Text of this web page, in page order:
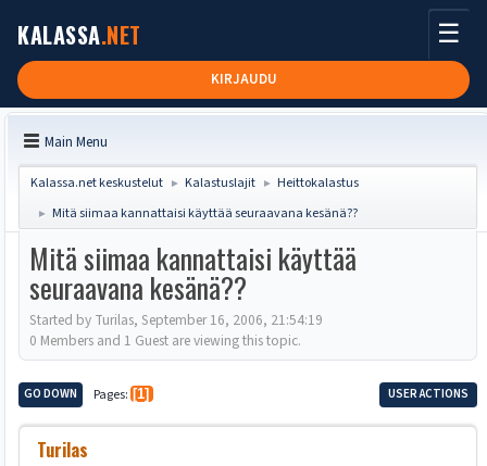
KALASSA.NET
KIRJAUDU
☰
Main Menu
Kalassa.net keskustelut ► Kalastuslajit ► Heittokalastus
► Mitä siimaa kannattaisi käyttää seuraavana kesänä??
Mitä siimaa kannattaisi käyttää
seuraavana kesänä??
Started by Turilas, September 16, 2006, 21:54:19
0 Members and 1 Guest are viewing this topic.
GO DOWN Pages 1 USER ACTIONS
Turilas